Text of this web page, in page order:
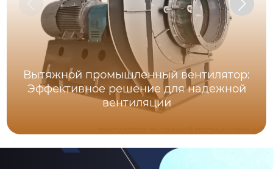
Вытяжной промышленный вентилятор:
Эффективное решение для надежной
вентиляции